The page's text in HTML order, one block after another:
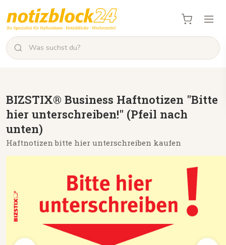
BIZSTIX® Business Haftnotizen "Bitte
hier unterschreiben!" (Pfeil nach
unten)
Haftnotizen bitte hier unterschreiben kaufen